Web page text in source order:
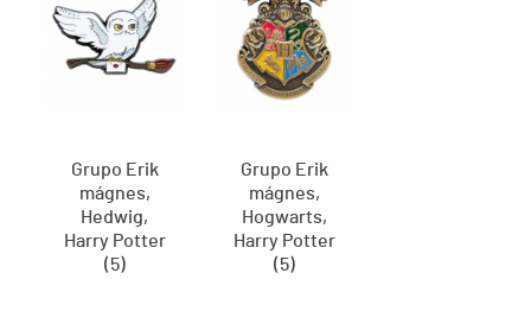
Grupo Erik
mágnes,
Hedwig,
Harry Potter
(5)
Grupo Erik
mágnes,
Hogwarts,
Harry Potter
(5)